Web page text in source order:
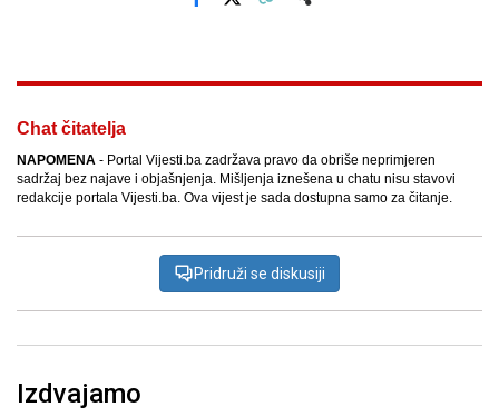
Chat čitatelja
NAPOMENA - Portal Vijesti.ba zadržava pravo da obriše neprimjeren
sadržaj bez najave i objašnjenja. Mišljenja iznešena u chatu nisu stavovi
redakcije portala Vijesti.ba. Ova vijest je sada dostupna samo za čitanje.
Pridruži se diskusiji
Izdvajamo